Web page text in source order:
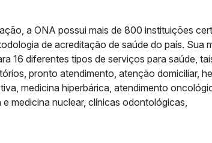
a ONA possui mais de 800 instituições
de acreditação de saúde do país. Sua
16 diferentes tipos de serviços para saúde,
pronto atendimento, atenção domiciliar,
medicina hiperbárica, atendimento
e medicina nuclear, clínicas odontológicas,